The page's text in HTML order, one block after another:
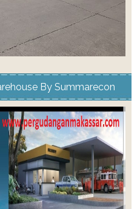
By Summarecon